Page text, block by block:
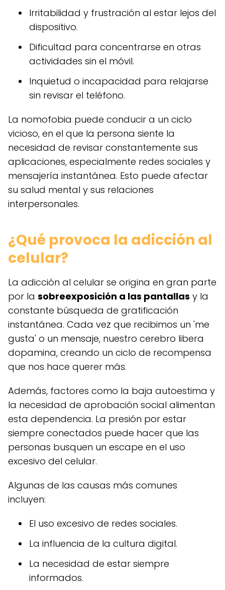
Irritabilidad y frustración al estar lejos del
dispositivo.
Dificultad para concentrarse en otras
actividades sin el móvil.
Inquietud o incapacidad para relajarse
sin revisar el teléfono.
La nomofobia puede conducir a un ciclo
vicioso, en el que la persona siente la
necesidad de revisar constantemente sus
aplicaciones, especialmente redes sociales y
mensajería instantánea. Esto puede afectar
su salud mental y sus relaciones
interpersonales.
¿Qué provoca la adicción al
celular?
La adicción al celular se origina en gran parte
por la sobreexposición a las pantallas y la
constante búsqueda de gratificación
instantánea. Cada vez que recibimos un 'me
gusta' o un mensaje, nuestro cerebro libera
dopamina, creando un ciclo de recompensa
que nos hace querer más.
Además, factores como la baja autoestima y
la necesidad de aprobación social alimentan
esta dependencia. La presión por estar
siempre conectados puede hacer que las
personas busquen un escape en el uso
excesivo del celular.
Algunas de las causas más comunes
incluyen:
El uso excesivo de redes sociales.
La influencia de la cultura digital.
La necesidad de estar siempre
informados.